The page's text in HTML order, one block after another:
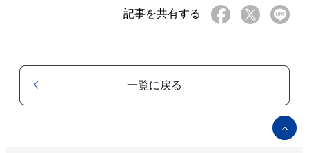
記事を共有する
一覧に戻る
ペ
ー
ジ